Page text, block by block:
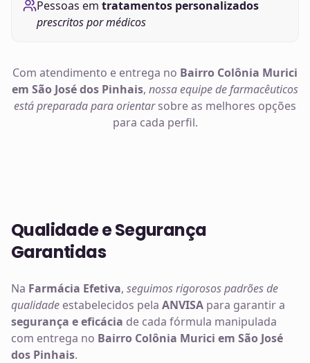
Pessoas em tratamentos personalizados
prescritos por médicos
Com atendimento e entrega no Bairro Colônia Murici
em São José dos Pinhais, nossa equipe de farmacêuticos
está preparada para orientarsobre as melhores opções
para cada perfil.
Qualidade e Segurança
Garantidas
Na Farmácia Efetiva, seguimos rigorosos padrões de
qualidade estabelecidos pela ANVISA para garantir a
segurança e eficácia de cada fórmula manipulada
com entrega no Bairro Colônia Murici em São José
dos Pinhais.